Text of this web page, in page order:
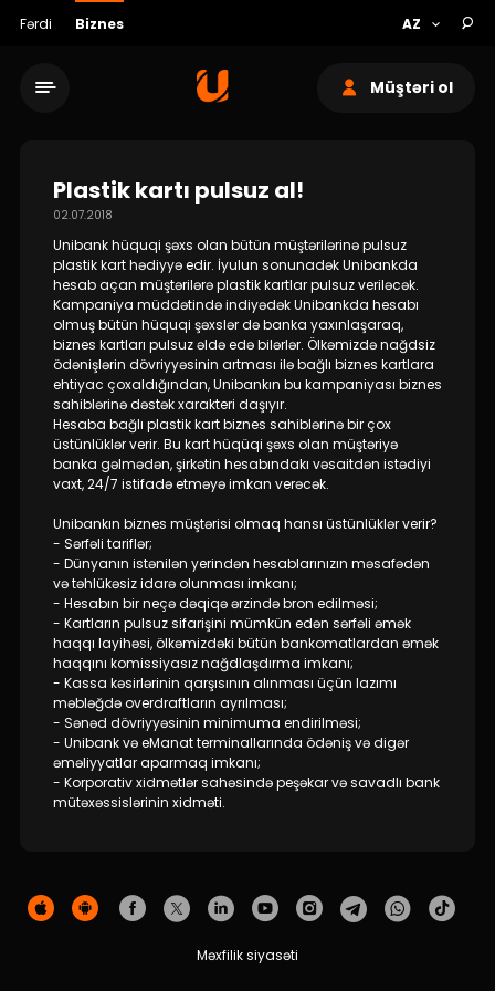
Fərdi Biznes
Müştəri ol
Xidmət şəbəkəsi
Bank haqqında
Dayanıqlılıq
Keşbek
Tariflər
Əlaqə və təkliflər
F.A.Q
Plastik kartı pulsuz al!
02.07.2018
Unibank hüquqi şəxs olan bütün müştərilərinə pulsuz
plastik kart hədiyyə edir. İyulun sonunadək Unibankda
hesab açan müştərilərə plastik kartlar pulsuz veriləcək.
Kampaniya müddətində indiyədək Unibankda hesabı
olmuş bütün hüquqi şəxslər də banka yaxınlaşaraq,
biznes kartları pulsuz əldə edə bilərlər. Ölkəmizdə nağdsiz
ödənişlərin dövriyyəsinin artması ilə bağlı biznes kartlara
ehtiyac çoxaldığından, Unibankın bu kampaniyası biznes
sahiblərinə dəstək xarakteri daşıyır.
Hesaba bağlı plastik kart biznes sahiblərinə bir çox
üstünlüklər verir. Bu kart hüqüqi şəxs olan müştəriyə
banka gəlmədən, şirkətin hesabındakı vəsaitdən istədiyi
vaxt, 24/7 istifadə etməyə imkan verəcək.
Unibankın biznes müştərisi olmaq hansı üstünlüklər verir?
- Sərfəli tariflər;
- Dünyanın istənilən yerindən hesablarınızın məsafədən
və təhlükəsiz idarə olunması imkanı;
- Hesabın bir neçə dəqiqə ərzində bron edilməsi;
- Kartların pulsuz sifarişini mümkün edən sərfəli əmək
haqqı layihəsi, ölkəmizdəki bütün bankomatlardan əmək
haqqını komissiyasız nağdlaşdırma imkanı;
- Kassa kəsirlərinin qarşısının alınması üçün lazımı
məbləğdə overdraftların ayrılması;
- Sənəd dövriyyəsinin minimuma endirilməsi;
- Unibank və eManat terminallarında ödəniş və digər
əməliyyatlar aparmaq imkanı;
- Korporativ xidmətlər sahəsində peşəkar və savadlı bank
mütəxəssislərinin xidməti.
Məxfilik siyasəti